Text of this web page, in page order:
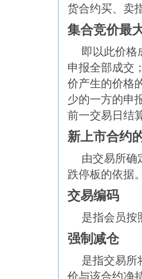
货合约买、卖
集合竞价最
即以此价格
申报全部成交
价产生的价格
少的一方的申
前一交易日结
新上市合约
由交易所确
跌停板的依据
交易编码
是指会员按
强制减仓
是指交易所
价与该合约净